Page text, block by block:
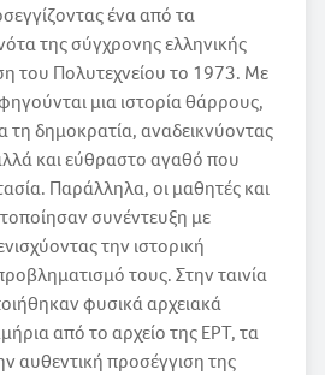
ένα από τα
της σύγχρονης ελληνικής
του Πολυτεχνείου το 1973. Με
μια ιστορία θάρρους,
τη δημοκρατία, αναδεικνύοντας
και εύθραστο αγαθό που
Παράλληλα, οι μαθητές και
συνέντευξη με
την ιστορική
τους. Στην ταινία
φυσικά αρχειακά
από το αρχείο της ΕΡΤ, τα
αυθεντική προσέγγιση της